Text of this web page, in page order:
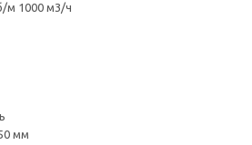
м 1000 м3/ч
мм